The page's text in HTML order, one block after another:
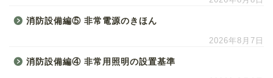
消防設備編⑤ 非常電源のきほん
2026年8月7日
消防設備編④ 非常用照明の設置基準